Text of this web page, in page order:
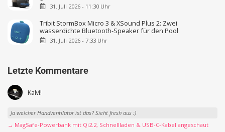
31. Juli 2026 - 11:30 Uhr
Tribit StormBox Micro 3 & XSound Plus 2: Zwei
wasserdichte Bluetooth-Speaker für den Pool
31. Juli 2026 - 7:33 Uhr
Letzte Kommentare
KaM!
Ja welcher Handventilator ist das? Sieht fresh aus :)
→ MagSafe-Powerbank mit Qi2.2, Schnellladen & USB-C-Kabel angeschaut